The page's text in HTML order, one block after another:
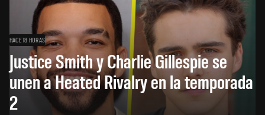
HACE 18 HORAS
Justice Smith y Charlie Gillespie se
unen a Heated Rivalry en la temporada
2